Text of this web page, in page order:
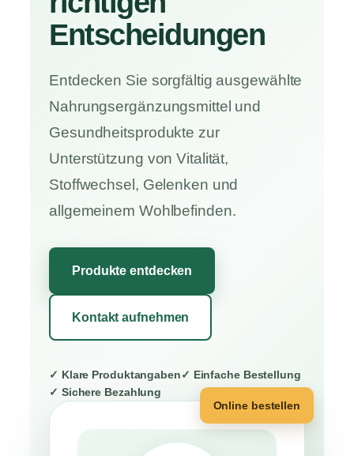
Entscheidungen
Entdecken Sie sorgfältig ausgewählte
Nahrungsergänzungsmittel und
Gesundheitsprodukte zur
Unterstützung von Vitalität,
Stoffwechsel, Gelenken und
allgemeinem Wohlbefinden.
Produkte entdecken
Kontakt aufnehmen
✓ Klare Produktangaben✓ Einfache Bestellung
✓ Sichere Bezahlung
Online bestellen